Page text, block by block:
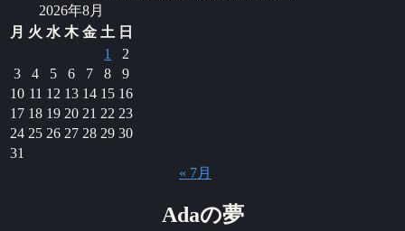
2026年8月
月 火 水 木 金 土 日
1
2
3
4 5 6 7 8
9
10 11 12 13 14 15 16
17 18 19 20 21 22 23
24 25 26 27 28 29 30
31
« 7月
Adaの夢